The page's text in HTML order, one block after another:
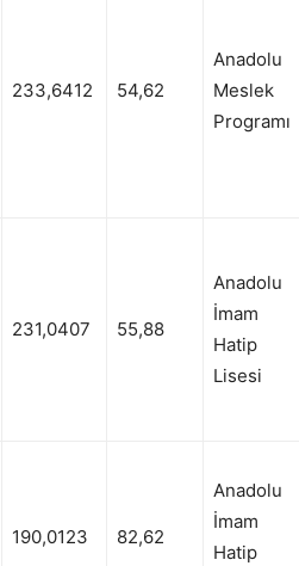
233,6412 54,62
Anadolu
Meslek
Programı
231,0407 55,88
Anadolu
İmam
Hatip
Lisesi
190,0123 82,62
Anadolu
İmam
Hatip